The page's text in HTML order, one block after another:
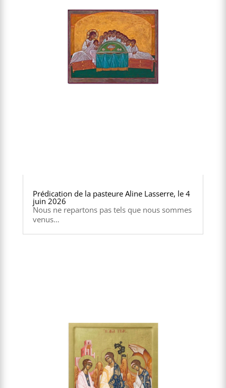
Prédication de la pasteure Aline Lasserre, le 4
juin 2026
Nous ne repartons pas tels que nous sommes
venus…